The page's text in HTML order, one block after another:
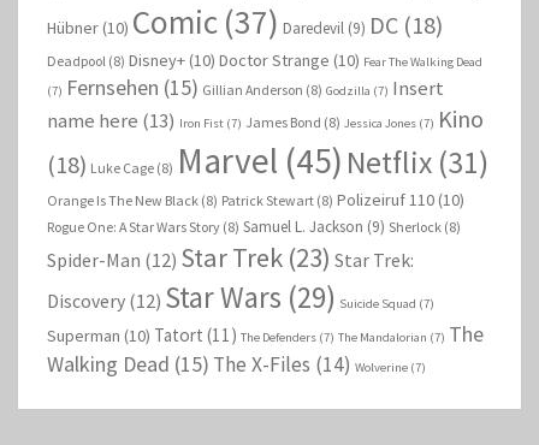
Hübner (10) Comic (37) Daredevil (9) DC (18)
Deadpool (8) Disney+ (10) Doctor Strange (10) Fear The Walking Dead
(7) Fernsehen (15) Gillian Anderson (8) Godzilla (7) Insert
name here (13) Iron Fist (7) James Bond (8) Jessica Jones (7) Kino
(18) Luke Cage (8) Marvel (45) Netflix (31)
Orange Is The New Black (8) Patrick Stewart (8) Polizeiruf 110 (10)
Rogue One: A Star Wars Story (8) Samuel L. Jackson (9) Sherlock (8)
Spider-Man (12) Star Trek (23) Star Trek:
Discovery (12) Star Wars (29) Suicide Squad (7)
Superman (10) Tatort (11) The Defenders (7) The Mandalorian (7) The
Walking Dead (15) The X-Files (14) Wolverine (7)